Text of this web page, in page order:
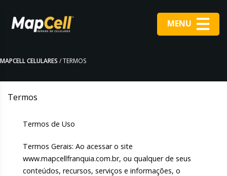
MENU
MAPCELL CELULARES / TERMOS
Termos
Termos de Uso
Termos Gerais: Ao acessar o site
www.mapcellfranquia.com.br, ou qualquer de seus
conteúdos, recursos, serviços e informações, o